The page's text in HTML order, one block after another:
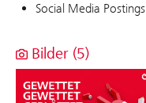
Social Media Postings
Bilder (5)